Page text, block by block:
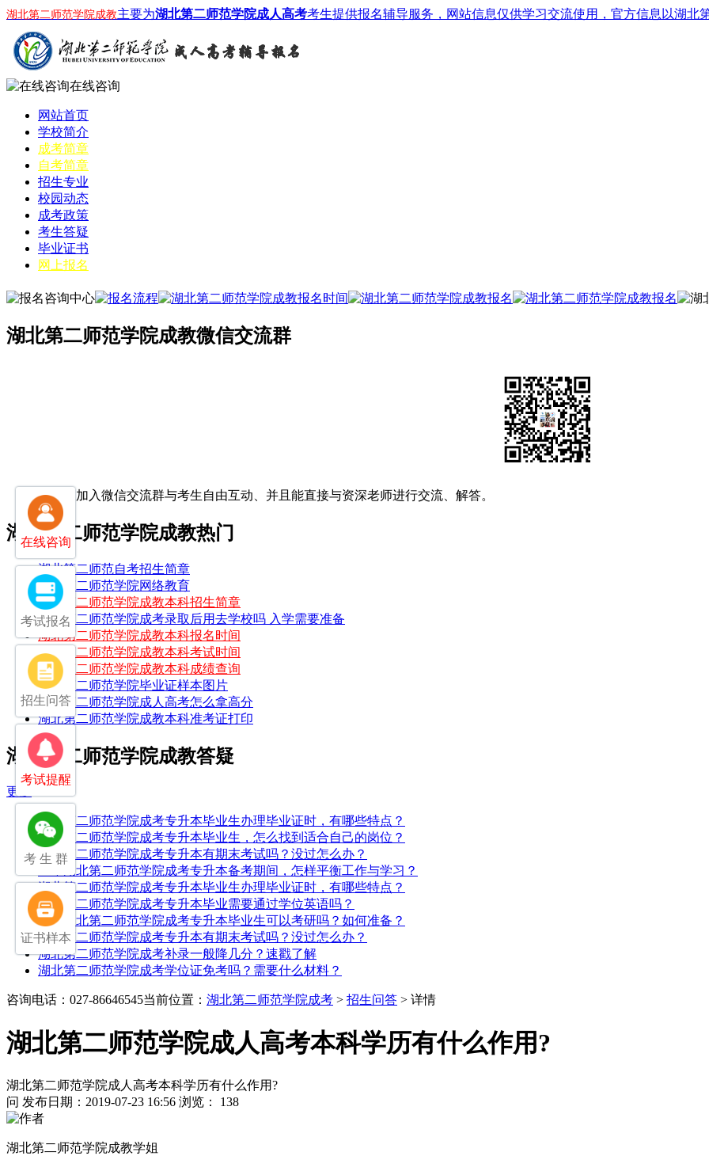
湖北第二师范学院成教主要为湖北第二师范学院成人高考考生提供报名辅导服务，网站信息仅供学习交流使用，官方信息以湖北
在线咨询
网站首页
学校简介
成考简章
自考简章
招生专业
校园动态
成考政策
考生答疑
毕业证书
网上报名
湖北第二师范学院成教微信交流群
扫一扫加入微信交流群与考生自由互动、并且能直接与资深老师进行交流、解答。
湖北第二师范学院成教热门
湖北第二师范自考招生简章
湖北第二师范学院网络教育
湖北第二师范学院成教本科招生简章
湖北第二师范学院成考录取后用去学校吗 入学需要准备
湖北第二师范学院成教本科报名时间
湖北第二师范学院成教本科考试时间
湖北第二师范学院成教本科成绩查询
湖北第二师范学院毕业证样本图片
湖北第二师范学院成人高考怎么拿高分
湖北第二师范学院成教本科准考证打印
湖北第二师范学院成教答疑
更多
湖北第二师范学院成考专升本毕业生办理毕业证时，有哪些特点？
湖北第二师范学院成考专升本毕业生，怎么找到适合自己的岗位？
湖北第二师范学院成考专升本有期末考试吗？没过怎么办？
25年湖北第二师范学院成考专升本备考期间，怎样平衡工作与学习？
湖北第二师范学院成考专升本毕业生办理毕业证时，有哪些特点？
湖北第二师范学院成考专升本毕业需要通过学位英语吗？
25年湖北第二师范学院成考专升本毕业生可以考研吗？如何准备？
湖北第二师范学院成考专升本有期末考试吗？没过怎么办？
湖北第二师范学院成考补录一般降几分？速戳了解
湖北第二师范学院成考学位证免考吗？需要什么材料？
咨询电话：027-86646545当前位置： 湖北第二师范学院成考 > 招生问答 > 详情
湖北第二师范学院成人高考本科学历有什么作用?
湖北第二师范学院成人高考本科学历有什么作用?
问 发布日期：2019-07-23 16:56 浏览： 138
湖北第二师范学院成教学姐
在线咨询
考试报名
招生问答
考试提醒
考 生 群
证书样本